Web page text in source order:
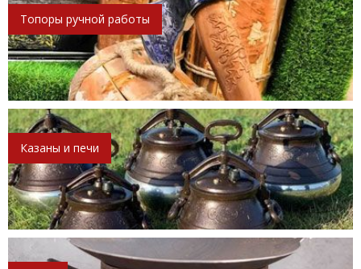
Топоры ручной работы
Казаны и печи